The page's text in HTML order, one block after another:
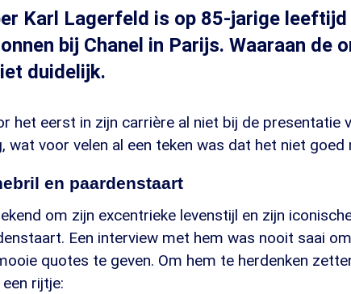
Karl Lagerfeld is op 85-jarige leeftijd
bij Chanel in Parijs. Waaraan de
duidelijk.
het eerst in zijn carrière al niet bij de presentatie
wat voor velen al een teken was dat het niet goed
en paardenstaart
om zijn excentrieke levenstijl en zijn
Een interview met hem was nooit saai
quotes te geven. Om hem te herdenken
rijtje: